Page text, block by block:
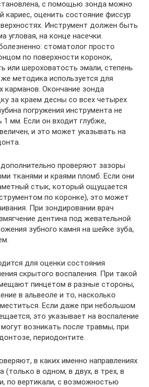
с помощью зонда можно
кариес, оценить состояние фиссур
Инструмент должен быть
угловая, на конце насечки.
стоматолог просто
по поверхности коронок,
или шероховатость эмали, степень
методика используется для
карманов. Окончание зонда
за краем десны со всех четырех
погружения инструмента не
мм. Если он входит глубже,
и это может указывать на
проверяют зазоры
тканями и краями пломб. Если они
стык, который ощущается
по коронке), это может
При зондировании врач
дентина под жевательной
зубного камня на шейке зуба,
для оценки состояния
скрытого воспаления. При такой
пинцетом в разные стороны,
в альвеоле и то, насколько
Если даже при небольшом
это указывает на воспаление
возникать после травмы, при
периодонтите.
в каких именно направлениях
(только в одном, в двух, в трех, в
по вертикали, с возможностью